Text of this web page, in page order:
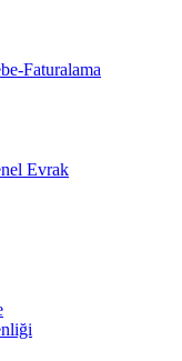
Faturalama
Evrak